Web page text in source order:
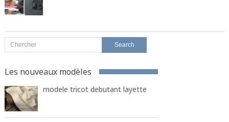
Les nouveaux modèles
modele tricot debutant layette